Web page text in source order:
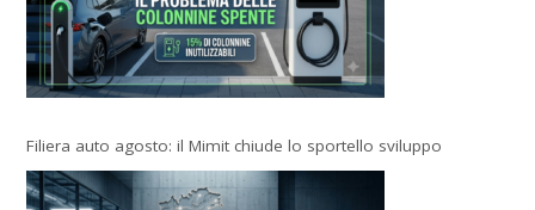
Filiera auto agosto: il Mimit chiude lo sportello sviluppo